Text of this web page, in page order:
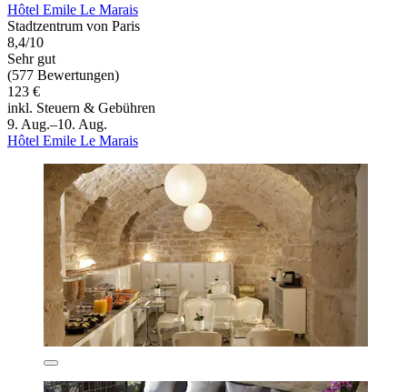
Hôtel Emile Le Marais
Stadtzentrum von Paris
8,4/10
Sehr gut
(577 Bewertungen)
123 €
inkl. Steuern & Gebühren
9. Aug.–10. Aug.
Hôtel Emile Le Marais